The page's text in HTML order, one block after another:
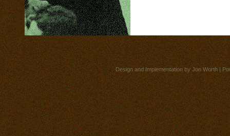
Design and Implementation by Jon Worth |